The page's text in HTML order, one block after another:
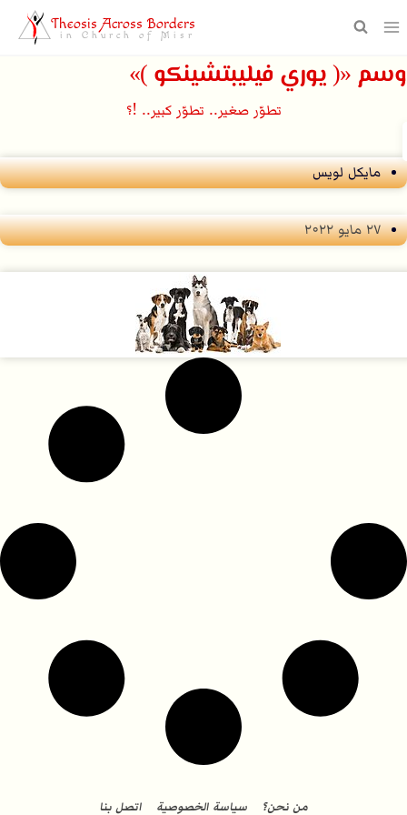
المحتوى
Theosis Across Borders
in Church of Misr
وسم «( يوري فيليبتشينكو )»
تطوّر صغير.. تطوّر كبير.. !؟
مايكل لويس
۲۷ مايو ۲۰۲۲
من نحن؟ سياسة الخصوصية اتصل بنا